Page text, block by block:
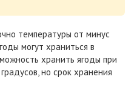
температуры от минус
могут храниться в
хранить ягоды при
но срок хранения